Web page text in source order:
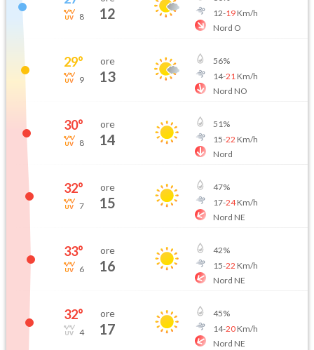
8 12
12-19Km/h
Nord O
29°
9
ore
13
56%
14-21 Km/h
Nord NO
30°
8
ore
14
51%
15-22 Km/h
Nord
32°
7
ore
15
47%
17-24Km/h
Nord NE
33°
6
ore
16
42%
15-22 Km/h
Nord NE
32°
4
ore
17
45%
14-20Km/h
Nord NE